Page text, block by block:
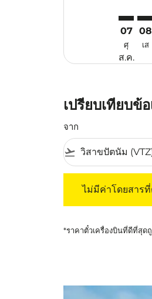
07
ศุ
ส.ค.
08
เส
เปรียบเทียบ
จาก
flight_takeoff
ไม่มีค่าโดยสาร
*ราคาตั๋วเครื่องบินที่ดีที่สุ